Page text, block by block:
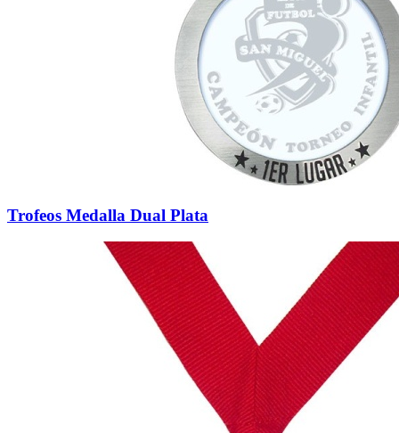
Trofeos Medalla Dual Plata